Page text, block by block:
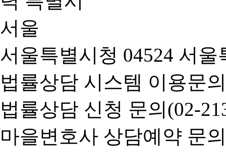
서울특별시청 04524 서
법률상담 시스템 이용문
법률상담 신청 문의(02-
마을변호사 상담예약 문